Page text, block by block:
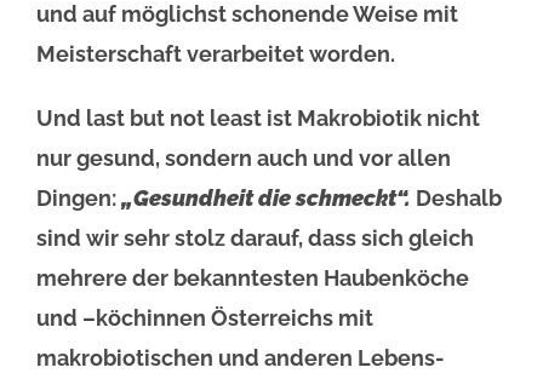
und auf möglichst schonende Weise mit
Meisterschaft verarbeitet worden.
Und last but not least ist Makrobiotik nicht
nur gesund, sondern auch und vor allen
Dingen:„Gesundheitdie schmeckt“. Deshalb
sind wir sehr stolz darauf, dass sich gleich
mehrere der bekanntesten Haubenköche
und –köchinnen Österreichs mit
makrobiotischen und anderen Lebens-